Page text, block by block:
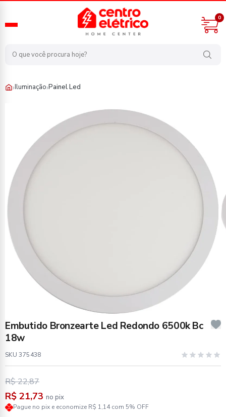
0
›Iluminação›Painel Led
Embutido Bronzearte Led Redondo 6500k Bc
18w
SKU 375438
R$ 22,87
R$ 21,73 no pix
Pague no pix e economize R$ 1,14 com 5% OFF